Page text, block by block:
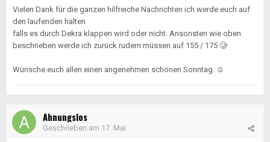
Vielen Dank für die ganzen hilfreiche Nachrichten ich werde euch auf
den laufenden halten
falls es durch Dekra klappen wird oder nicht. Ansonsten wie oben
beschrieben werde ich zurück rudern müssen auf 155 / 175 🥲
Wünsche euch allen einen angenehmen schönen Sonntag. ☺️
Ahnungslos
Geschrieben am 17. Mai